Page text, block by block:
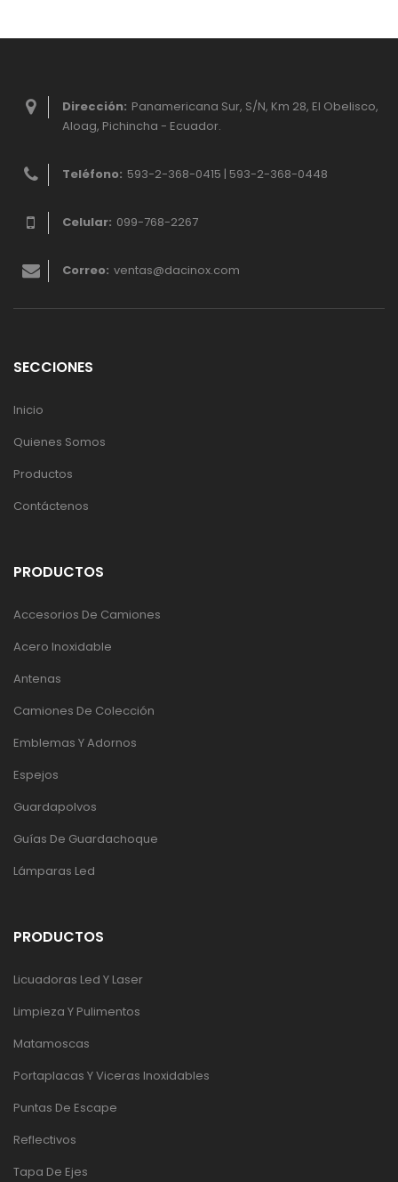
Dirección: Panamericana Sur, S/N, Km 28, El Obelisco,
Aloag, Pichincha - Ecuador.
Teléfono: 593-2-368-0415 | 593-2-368-0448
Celular: 099-768-2267
Correo: ventas@dacinox.com
SECCIONES
Inicio
Quienes Somos
Productos
Contáctenos
PRODUCTOS
Accesorios De Camiones
Acero Inoxidable
Antenas
Camiones De Colección
Emblemas Y Adornos
Espejos
Guardapolvos
Guías De Guardachoque
Lámparas Led
PRODUCTOS
Licuadoras Led Y Laser
Limpieza Y Pulimentos
Matamoscas
Portaplacas Y Viceras Inoxidables
Puntas De Escape
Reflectivos
Tapa De Ejes